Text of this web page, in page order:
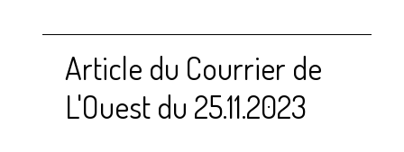
Article du Courrier de
L'Ouest du 25.11.2023